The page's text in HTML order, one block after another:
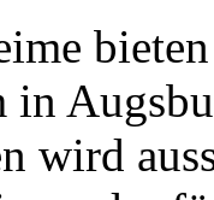
in
wird